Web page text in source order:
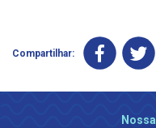
Compartilhar: